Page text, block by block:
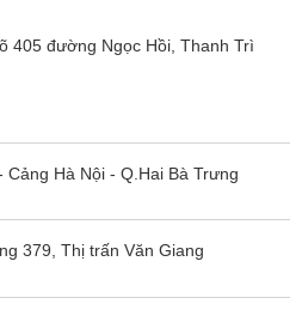
405 đường Ngọc Hồi, Thanh Trì
Cảng Hà Nội - Q.Hai Bà Trưng
379, Thị trấn Văn Giang